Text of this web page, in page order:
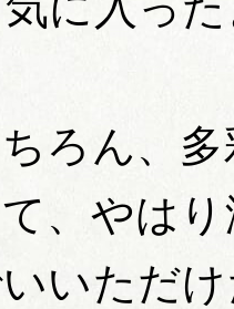
ろん、
、やは
いただ